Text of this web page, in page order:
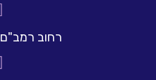
רחוב רמב"ם 26, גבעתיים